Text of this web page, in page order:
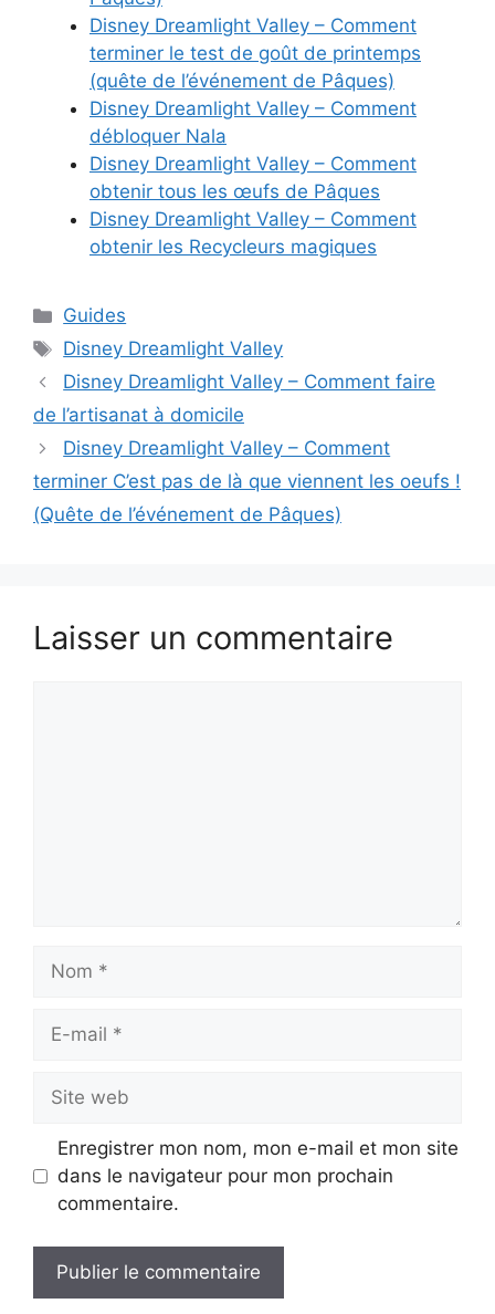
Disney Dreamlight Valley – Comment
terminer le test de goût de printemps
(quête de l’événement de Pâques)
Disney Dreamlight Valley – Comment
débloquer Nala
Disney Dreamlight Valley – Comment
obtenir tous les œufs de Pâques
Disney Dreamlight Valley – Comment
obtenir les Recycleurs magiques
Catégories
Guides
Étiquettes
Disney Dreamlight Valley
Disney Dreamlight Valley – Comment faire
de l’artisanat à domicile
Disney Dreamlight Valley – Comment
terminer C’est pas de là que viennent les oeufs !
(Quête de l’événement de Pâques)
Laisser un commentaire
Nom
Site
web
Enregistrer mon nom, mon e-mail et mon site
dans le navigateur pour mon prochain
commentaire.